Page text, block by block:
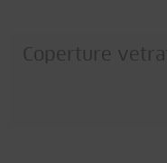
Coperture